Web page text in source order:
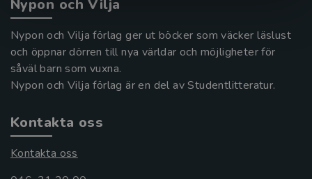
Nypon och Vilja
Nypon och Vilja förlag ger ut böcker som väcker läslust
och öppnar dörren till nya världar och möjligheter för
såväl barn som vuxna.
Nypon och Vilja förlag är en del av Studentlitteratur.
Kontakta oss
Kontakta oss